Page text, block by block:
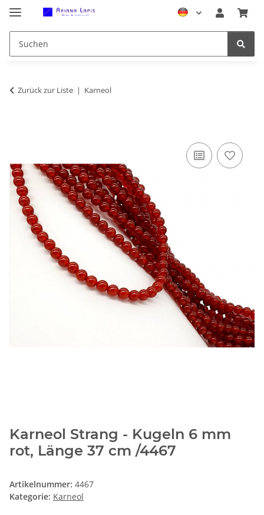
Zurück zur Liste Karneol
Karneol Strang - Kugeln 6 mm
rot, Länge 37 cm /4467
Artikelnummer: 4467
Kategorie: Karneol